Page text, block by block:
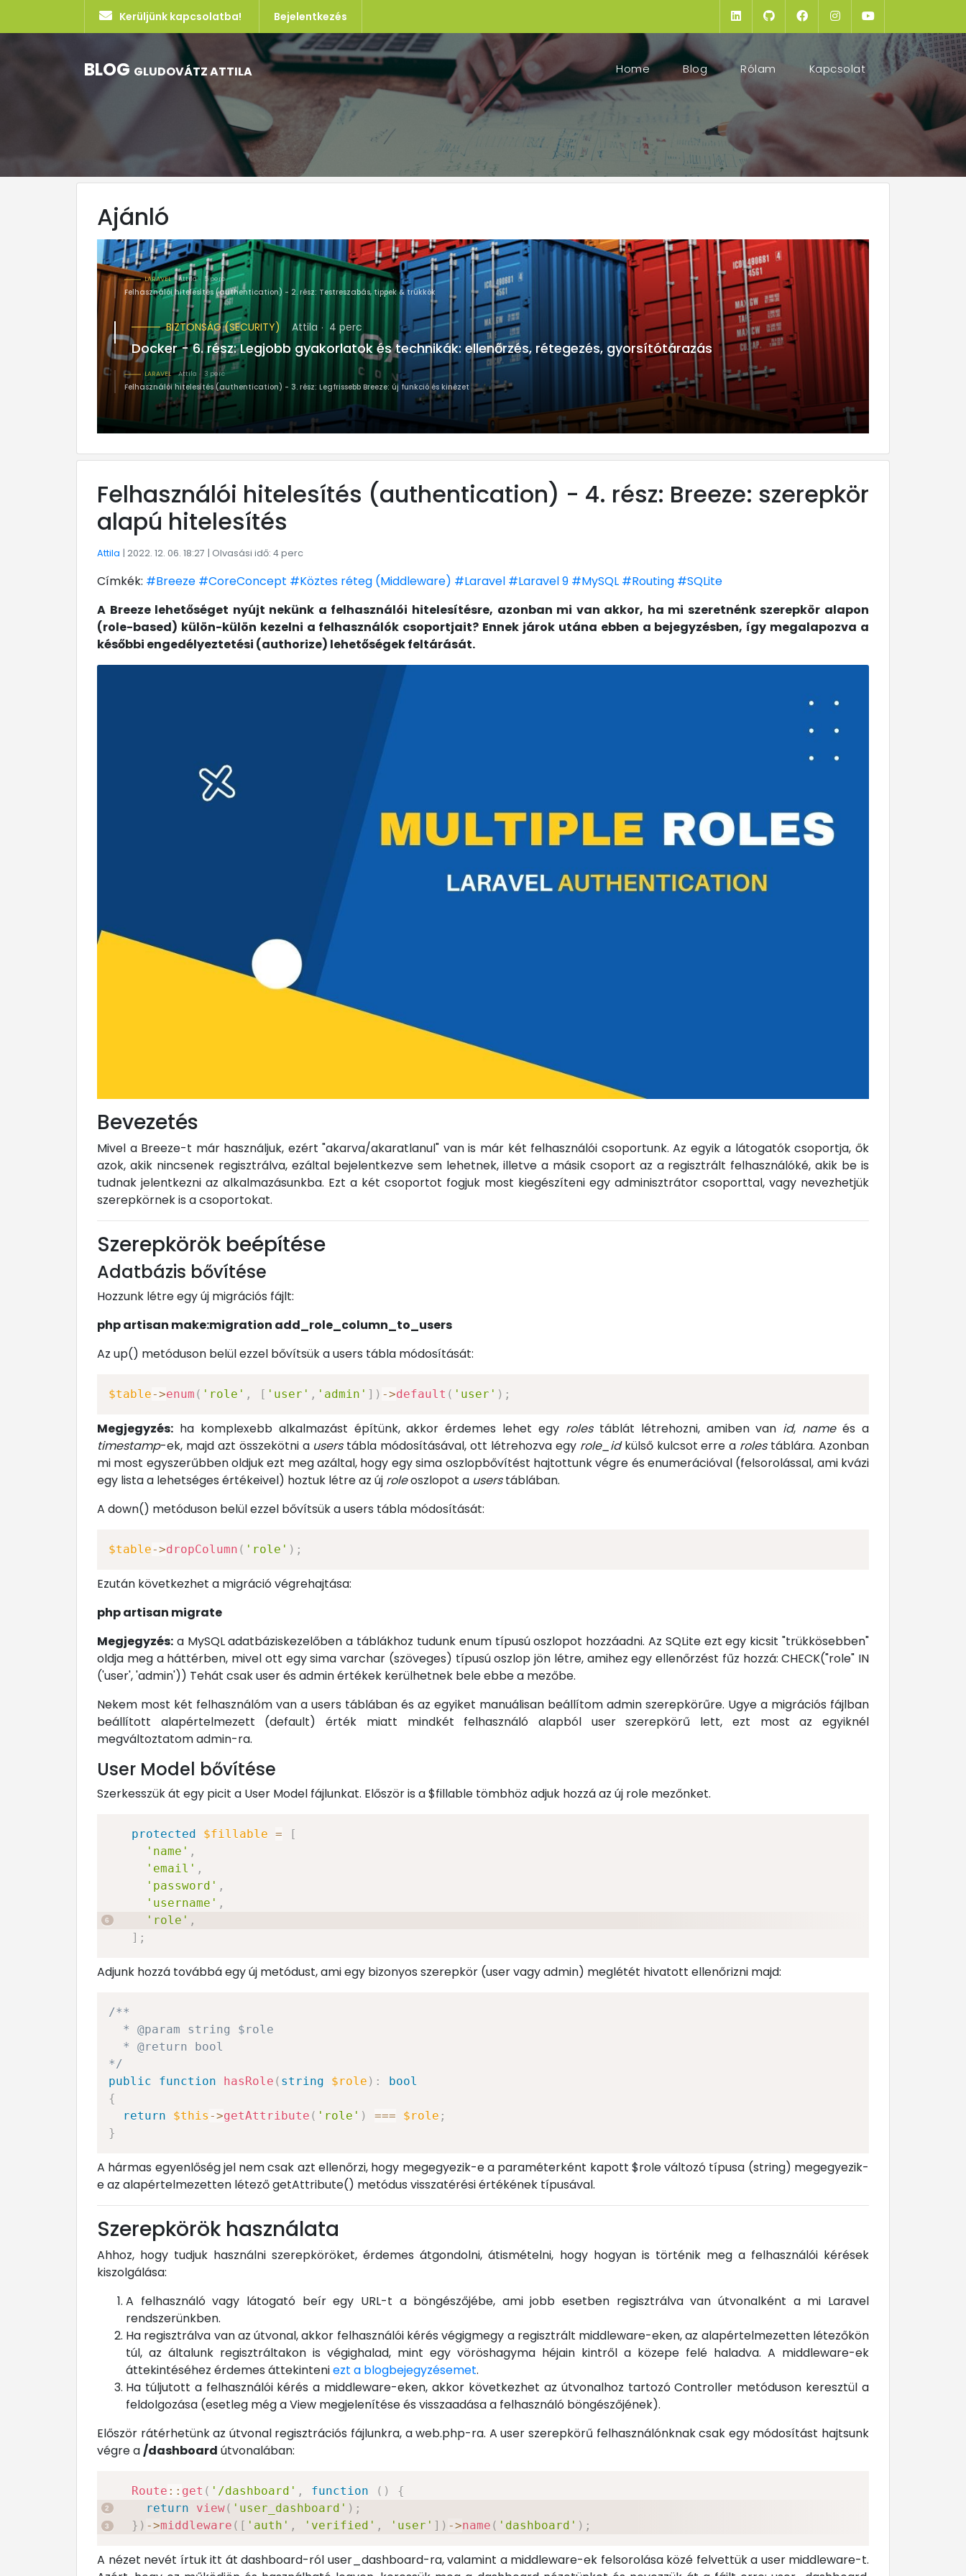
Kerüljünk kapcsolatba! Bejelentkezés
BLOG GLUDOVÁTZ ATTILA Home(current)
Blog Rólam Kapcsolat
Ajánló
LARAVEL Attila 5 perc
Felhasználói hitelesítés (authentication) - 2. rész: Testreszabás, tippek & trükkök
BIZTONSÁG (SECURITY) Attila 4 perc
Docker - 6. rész: Legjobb gyakorlatok és technikák: ellenőrzés, rétegezés, gyorsítótárazás
LARAVEL Attila 3 perc
Felhasználói hitelesítés (authentication) - 3. rész: Legfrissebb Breeze: új funkció és kinézet
Felhasználói hitelesítés (authentication) - 4. rész: Breeze: szerepkör
alapú hitelesítés
Attila | 2022. 12. 06. 18:27 | Olvasási idő: 4 perc
Címkék: #Breeze #CoreConcept #Köztes réteg (Middleware) #Laravel #Laravel 9 #MySQL #Routing #SQLite
A Breeze lehetőséget nyújt nekünk a felhasználói hitelesítésre, azonban mi van akkor, ha mi szeretnénk szerepkör alapon
(role-based) külön-külön kezelni a felhasználók csoportjait? Ennek járok utána ebben a bejegyzésben, így megalapozva a
későbbi engedélyeztetési (authorize) lehetőségek feltárását.
Bevezetés
Mivel a Breeze-t már használjuk, ezért "akarva/akaratlanul" van is már két felhasználói csoportunk. Az egyik a látogatók csoportja, ők
azok, akik nincsenek regisztrálva, ezáltal bejelentkezve sem lehetnek, illetve a másik csoport az a regisztrált felhasználóké, akik be is
tudnak jelentkezni az alkalmazásunkba. Ezt a két csoportot fogjuk most kiegészíteni egy adminisztrátor csoporttal, vagy nevezhetjük
szerepkörnek is a csoportokat.
Szerepkörök beépítése
Adatbázis bővítése
Hozzunk létre egy új migrációs fájlt:
php artisan make:migration add_role_column_to_users
Az up() metóduson belül ezzel bővítsük a users tábla módosítását:
$table->enum ( 'role' , [ 'user' , 'admin' ] ) ->default ( 'user' ) ;
Megjegyzés: ha komplexebb alkalmazást építünk, akkor érdemes lehet egy roles táblát létrehozni, amiben van id, nameés a
timestamp-ek, majd azt összekötni a users tábla módosításával, ott létrehozva egy role_idkülső kulcsot erre a roles táblára. Azonban
mi most egyszerűbben oldjuk ezt meg azáltal, hogy egy sima oszlopbővítést hajtottunk végre és enumerációval (felsorolással, ami kvázi
egy lista a lehetséges értékeivel) hoztuk létre az új roleoszlopot a userstáblában.
A down() metóduson belül ezzel bővítsük a users tábla módosítását:
$table->dropColumn ( 'role' ) ;
Ezután következhet a migráció végrehajtása:
php artisan migrate
Megjegyzés: a MySQL adatbáziskezelőben a táblákhoz tudunk enum típusú oszlopot hozzáadni. Az SQLite ezt egy kicsit "trükkösebben"
oldja meg a háttérben, mivel ott egy sima varchar (szöveges) típusú oszlop jön létre, amihez egy ellenőrzést fűz hozzá: CHECK("role" IN
('user', 'admin')) Tehát csak user és admin értékek kerülhetnek bele ebbe a mezőbe.
Nekem most két felhasználóm van a users táblában és az egyiket manuálisan beállítom admin szerepkörűre. Ugye a migrációs fájlban
beállított alapértelmezett (default) érték miatt mindkét felhasználó alapból user szerepkörű lett, ezt most az egyiknél
megváltoztatom admin-ra.
User Model bővítése
Szerkesszük át egy picit a User Model fájlunkat. Először is a $fillable tömbhöz adjuk hozzá az új role mezőnket.
protected $fillable =
[
'name' ,
'email' ,
'password' ,
'username' ,
'role' ,
] ;
Adjunk hozzá továbbá egy új metódust, ami egy bizonyos szerepkör (user vagy admin) meglétét hivatott ellenőrizni majd:
/**
  * @param string $role
  * @return bool
*/
public
function hasRole ( string $role ) :
bool
{
return
$this ->getAttribute ( 'role' ) === $role ;
}
A hármas egyenlőség jel nem csak azt ellenőrzi, hogy megegyezik-e a paraméterként kapott $role változó típusa (string) megegyezik-
e az alapértelmezetten létező getAttribute() metódus visszatérési értékének típusával.
Szerepkörök használata
Ahhoz, hogy tudjuk használni szerepköröket, érdemes átgondolni, átismételni, hogy hogyan is történik meg a felhasználói kérések
kiszolgálása:
A felhasználó vagy látogató beír egy URL-t a böngészőjébe, ami jobb esetben regisztrálva van útvonalként a mi Laravel
rendszerünkben.
Ha regisztrálva van az útvonal, akkor felhasználói kérés végigmegy a regisztrált middleware-eken, az alapértelmezetten létezőkön
túl, az általunk regisztráltakon is végighalad, mint egy vöröshagyma héjain kintről a közepe felé haladva. A middleware-ek
áttekintéséhez érdemes áttekinteniezt a blogbejegyzésemet.
Ha túljutott a felhasználói kérés a middleware-eken, akkor következhet az útvonalhoz tartozó Controller metóduson keresztül a
feldolgozása (esetleg még a View megjelenítése és visszaadása a felhasználó böngészőjének).
Először rátérhetünk az útvonal regisztrációs fájlunkra, a web.php-ra. A user szerepkörű felhasználónknak csak egy módosítást hajtsunk
végre a/dashboard útvonalában:
Route :: get ( '/dashboard' , function ( )
{
return
view( 'user_dashboard' ) ;
} ) ->middleware ( [ 'auth' , 'verified' , 'user' ] ) ->name ( 'dashboard' ) ;
A nézet nevét írtuk itt át dashboard-ról user_dashboard-ra, valamint a middleware-ek felsorolása közé felvettük a user middleware-t.